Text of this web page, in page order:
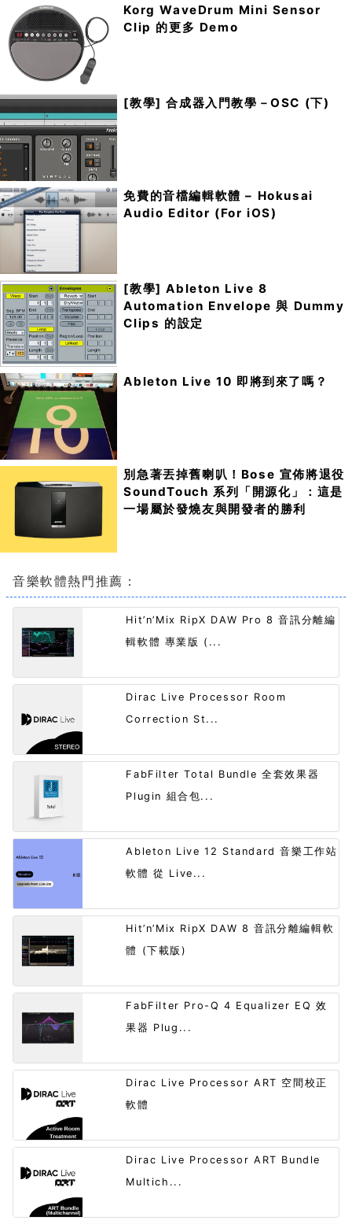
Korg WaveDrum Mini Sensor
Clip 的更多 Demo
[教學] 合成器入門教學－OSC (下)
免費的音檔編輯軟體 – Hokusai
Audio Editor (For iOS)
[教學] Ableton Live 8
Automation Envelope 與 Dummy
Clips 的設定
Ableton Live 10 即將到來了嗎？
別急著丟掉舊喇叭！Bose 宣佈將退役
SoundTouch 系列「開源化」：這是
一場屬於發燒友與開發者的勝利
音樂軟體熱門推薦：
Hit’n’Mix RipX DAW Pro 8 音訊分離編
輯軟體 專業版 (...
Dirac Live Processor Room
Correction St...
FabFilter Total Bundle 全套效果器
Plugin 組合包...
Ableton Live 12 Standard 音樂工作站
軟體 從 Live...
Hit’n’Mix RipX DAW 8 音訊分離編輯軟
體 (下載版)
FabFilter Pro-Q 4 Equalizer EQ 效
果器 Plug...
Dirac Live Processor ART 空間校正
軟體
Dirac Live Processor ART Bundle
Multich...